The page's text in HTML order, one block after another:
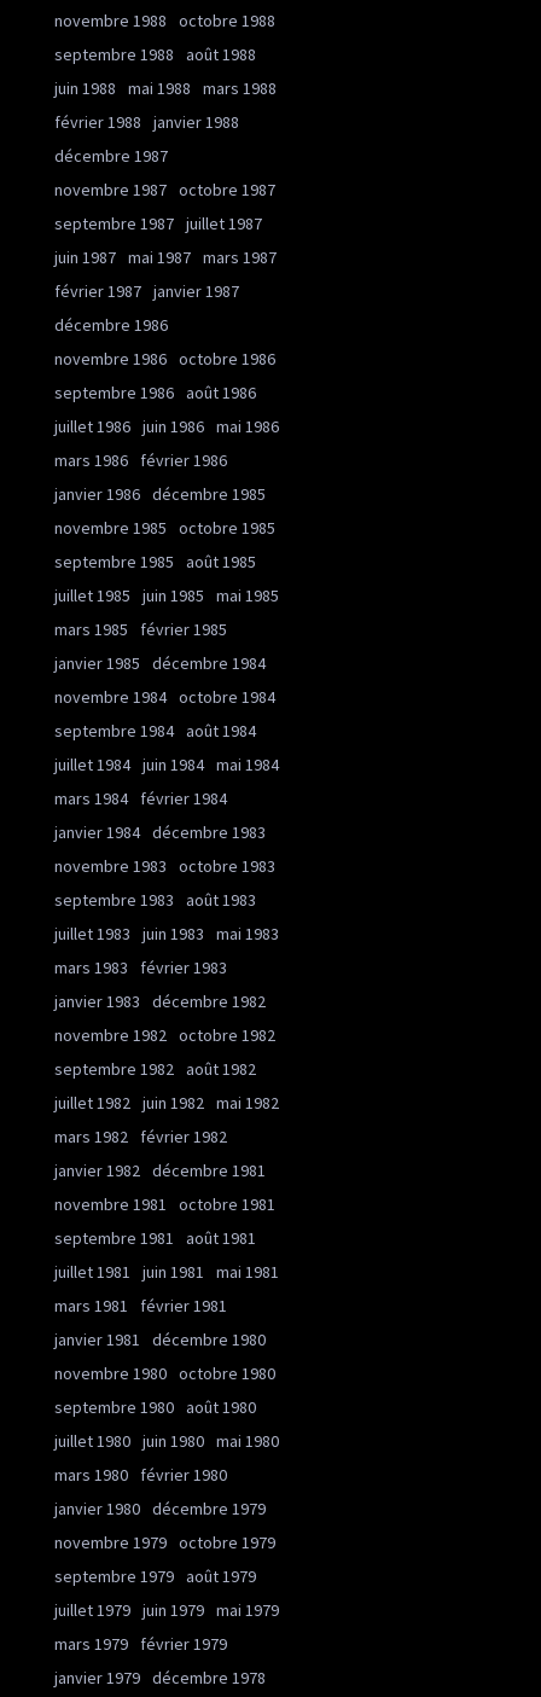
novembre 1988
octobre 1988
septembre 1988
août 1988
juin 1988
mai 1988
mars 1988
février 1988
janvier 1988
décembre 1987
novembre 1987 octobre 1987
septembre 1987 juillet 1987
juin 1987 mai 1987 mars 1987
février 1987 janvier 1987
décembre 1986
novembre 1986 octobre 1986
septembre 1986 août 1986
juillet 1986 juin 1986 mai 1986
mars 1986
février 1986
janvier 1986 décembre 1985
novembre 1985
octobre 1985
septembre 1985
août 1985
juillet 1985
juin 1985
mai 1985
mars 1985
février 1985
janvier 1985
décembre 1984
novembre 1984 octobre 1984
septembre 1984 août 1984
juillet 1984 juin 1984 mai 1984
mars 1984
février 1984
janvier 1984 décembre 1983
novembre 1983
octobre 1983
septembre 1983
août 1983
juillet 1983
juin 1983
mai 1983
mars 1983
février 1983
janvier 1983
décembre 1982
novembre 1982 octobre 1982
septembre 1982 août 1982
juillet 1982 juin 1982 mai 1982
mars 1982
février 1982
janvier 1982 décembre 1981
novembre 1981
octobre 1981
septembre 1981
août 1981
juillet 1981
juin 1981
mai 1981
mars 1981
février 1981
janvier 1981
décembre 1980
novembre 1980 octobre 1980
septembre 1980 août 1980
juillet 1980 juin 1980 mai 1980
mars 1980
février 1980
janvier 1980 décembre 1979
novembre 1979 octobre 1979
septembre 1979 août 1979
juillet 1979 juin 1979 mai 1979
mars 1979
février 1979
janvier 1979 décembre 1978